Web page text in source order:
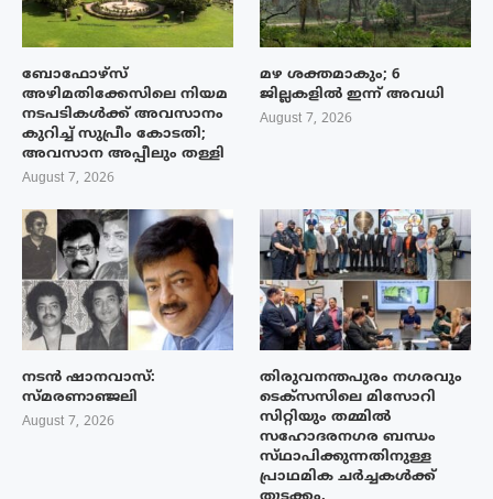
ബോഫോഴ്‌സ്
അഴിമതിക്കേസിലെ നിയമ
നടപടികൾക്ക് അവസാനം
കുറിച്ച് സുപ്രീം കോടതി;
അവസാന അപ്പീലും തള്ളി
August 7, 2026
മഴ ശക്തമാകും; 6
ജില്ലകളിൽ ഇന്ന് അവധി
August 7, 2026
നടൻ ഷാനവാസ്:
സ്മരണാഞ്ജലി
August 7, 2026
തിരുവനന്തപുരം നഗരവും
ടെക്‌സസിലെ മിസോറി
സിറ്റിയും തമ്മിൽ
സഹോദരനഗര ബന്ധം
സ്‌ഥാപിക്കുന്നതിനുള്ള
പ്രാഥമിക ചർച്ചകൾക്ക്